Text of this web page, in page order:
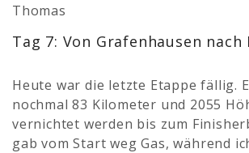
Thomas
Tag 7: Von Grafenhausen nach
Heute war die letzte Etappe fällig.
nochmal 83 Kilometer und 2055
vernichtet werden bis zum
gab vom Start weg Gas, während